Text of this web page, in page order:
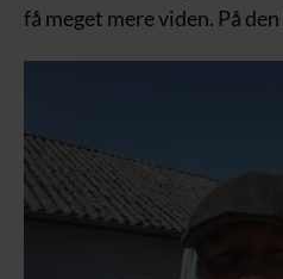
få meget mere viden. På